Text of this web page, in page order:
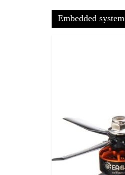
Embedded system